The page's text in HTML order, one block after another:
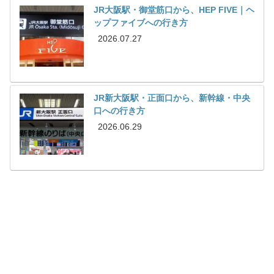
JR大阪駅・御堂筋口から、HEP FIVE｜ヘ
ップファイブへの行き方
2026.07.27
JR新大阪駅・正面口から、新幹線・中央
口への行き方
2026.06.29